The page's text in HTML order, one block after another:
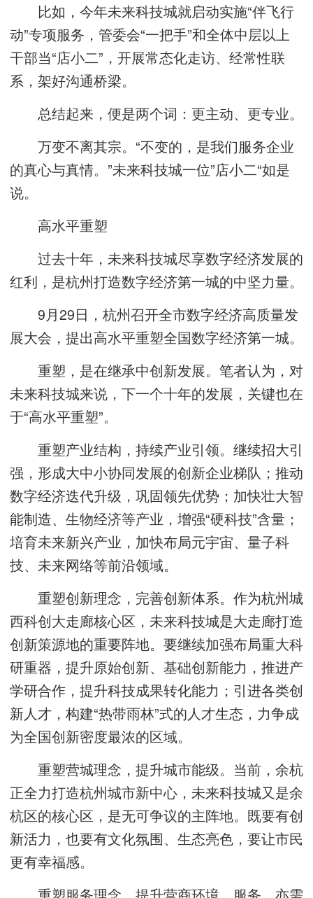
比如，今年未来科技城就启动实施“伴飞行
动”专项服务，管委会“一把手”和全体中层以上
干部当“店小二”，开展常态化走访、经常性联
系，架好沟通桥梁。
总结起来，便是两个词：更主动、更专业。
万变不离其宗。“不变的，是我们服务企业
的真心与真情。”未来科技城一位”店小二“如是
说。
高水平重塑
过去十年，未来科技城尽享数字经济发展的
红利，是杭州打造数字经济第一城的中坚力量。
9月29日，杭州召开全市数字经济高质量发
展大会，提出高水平重塑全国数字经济第一城。
重塑，是在继承中创新发展。笔者认为，对
未来科技城来说，下一个十年的发展，关键也在
于“高水平重塑”。
重塑产业结构，持续产业引领。继续招大引
强，形成大中小协同发展的创新企业梯队；推动
数字经济迭代升级，巩固领先优势；加快壮大智
能制造、生物经济等产业，增强“硬科技”含量；
培育未来新兴产业，加快布局元宇宙、量子科
技、未来网络等前沿领域。
重塑创新理念，完善创新体系。作为杭州城
西科创大走廊核心区，未来科技城是大走廊打造
创新策源地的重要阵地。要继续加强布局重大科
研重器，提升原始创新、基础创新能力，推进产
学研合作，提升科技成果转化能力；引进各类创
新人才，构建“热带雨林”式的人才生态，力争成
为全国创新密度最浓的区域。
重塑营城理念，提升城市能级。当前，余杭
正全力打造杭州城市新中心，未来科技城又是余
杭区的核心区，是无可争议的主阵地。既要有创
新活力，也要有文化氛围、生态亮色，要让市民
更有幸福感。